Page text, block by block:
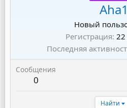
Aha1
Новый
Регистрация
Последняя
Сообщения
0
Найти